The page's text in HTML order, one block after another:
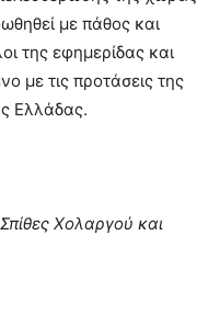
με πάθος και
της εφημερίδας και
με τις προτάσεις της
Ελλάδας.
Χολαργού και